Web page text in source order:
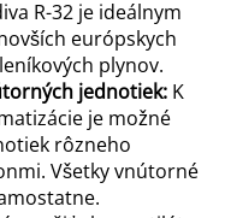
R-32 je ideálnym
európskych
plynov.
jednotiek: K
je možné
rôzneho
Všetky vnútorné